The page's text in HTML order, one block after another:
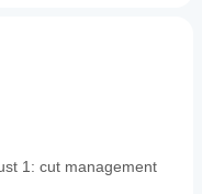
1: cut management